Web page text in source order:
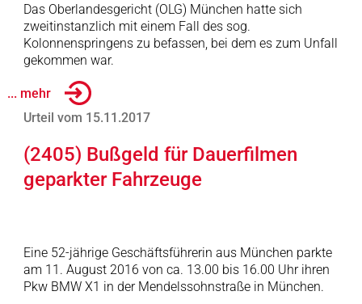
Das Oberlandesgericht (OLG) München hatte sich
zweitinstanzlich mit einem Fall des sog.
Kolonnenspringens zu befassen, bei dem es zum Unfall
gekommen war.
... mehr
Urteil vom 15.11.2017
(2405) Bußgeld für Dauerfilmen
geparkter Fahrzeuge
Eine 52-jährige Geschäftsführerin aus München parkte
am 11. August 2016 von ca. 13.00 bis 16.00 Uhr ihren
Pkw BMW X1 in der Mendelssohnstraße in München.